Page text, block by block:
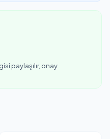
paylaşılır, onay